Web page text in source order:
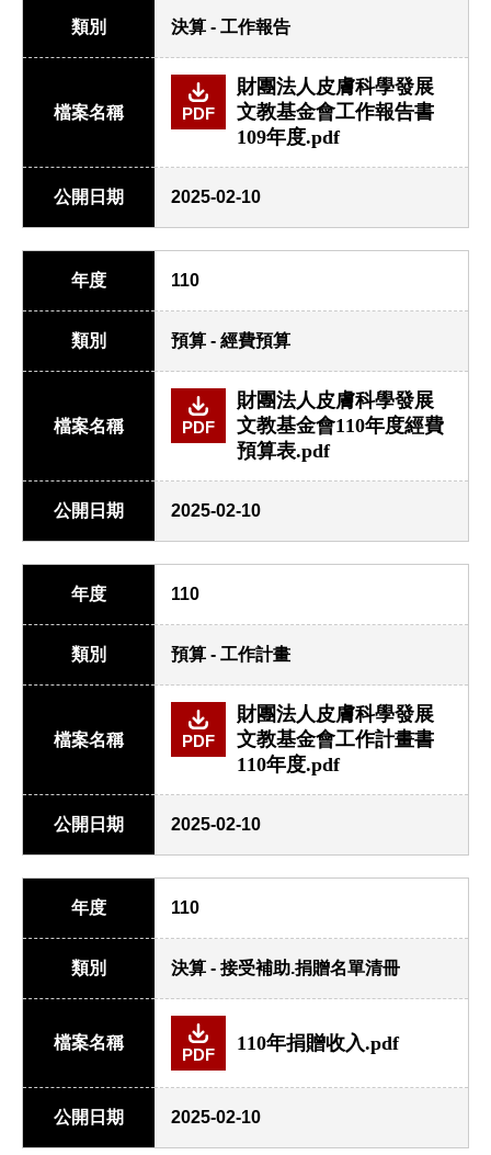
類別 決算 - 工作報告
檔案名稱 PDF
財團法人皮膚科學發展
文教基金會工作報告書
109年度.pdf
公開日期 2025-02-10
年度 110
類別 預算 - 經費預算
檔案名稱 PDF
財團法人皮膚科學發展
文教基金會110年度經費
預算表.pdf
公開日期 2025-02-10
年度 110
類別 預算 - 工作計畫
檔案名稱 PDF
財團法人皮膚科學發展
文教基金會工作計畫書
110年度.pdf
公開日期 2025-02-10
年度 110
類別 決算 - 接受補助.捐贈名單清冊
檔案名稱
PDF
110年捐贈收入.pdf
公開日期 2025-02-10